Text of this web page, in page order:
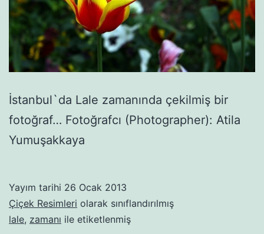
İstanbul`da Lale zamanında çekilmiş bir
fotoğraf… Fotoğrafcı (Photographer): Atila
Yumuşakkaya
Yayım tarihi 26 Ocak 2013
Çiçek Resimleri olarak sınıflandırılmış
lale, zamanı ile etiketlenmiş